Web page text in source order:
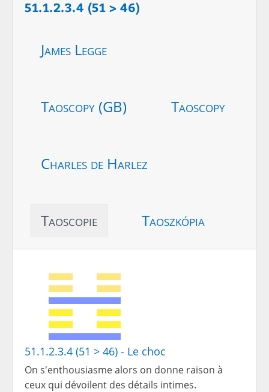
51.1.2.3.4 (51 > 46)
James Legge
Taoscopy (GB) Taoscopy
Charles de Harlez
Taoscopie Taoszkópia
51.1.2.3.4 (51 > 46) - Le choc
On s'enthousiasme alors on donne raison à
ceux qui dévoilent des détails intimes.